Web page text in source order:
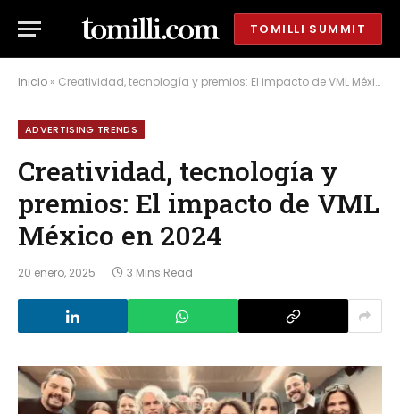
TOMILLI SUMMIT
Inicio » Creatividad, tecnología y premios: El impacto de VML México en 2024
ADVERTISING TRENDS
Creatividad, tecnología y
premios: El impacto de VML
México en 2024
20 enero, 2025 3 Mins Read